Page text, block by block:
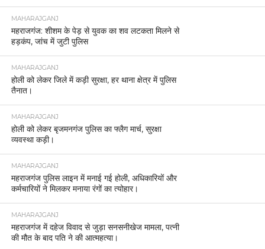
MAHARAJGANJ
महराजगंज: शीशम के पेड़ से युवक का शव लटकता मिलने से
हड़कंप, जांच में जुटी पुलिस
MAHARAJGANJ
होली को लेकर जिले में कड़ी सुरक्षा, हर थाना क्षेत्र में पुलिस
तैनात।
MAHARAJGANJ
होली को लेकर बृजमनगंज पुलिस का फ्लैग मार्च, सुरक्षा
व्यवस्था कड़ी।
MAHARAJGANJ
महराजगंज पुलिस लाइन में मनाई गई होली, अधिकारियों और
कर्मचारियों ने मिलकर मनाया रंगों का त्योहार।
MAHARAJGANJ
महराजगंज में दहेज विवाद से जुड़ा सनसनीखेज मामला, पत्नी
की मौत के बाद पति ने की आत्महत्या।